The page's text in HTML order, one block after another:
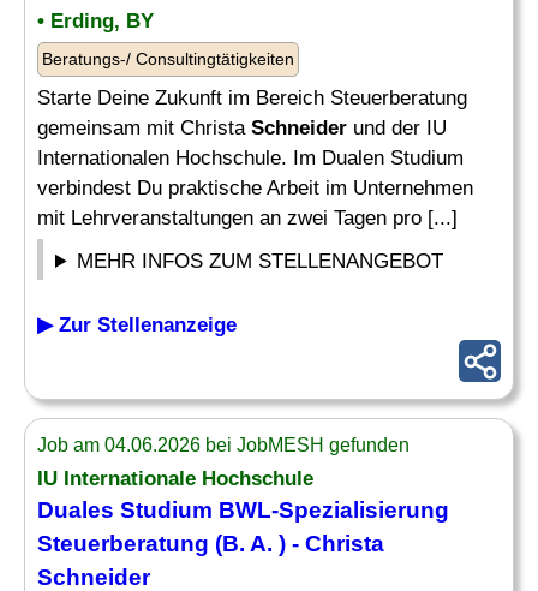
• Erding, BY
Beratungs-/ Consultingtätigkeiten
Starte Deine Zukunft im Bereich Steuerberatung
gemeinsam mit Christa Schneider und der IU
Internationalen Hochschule. Im Dualen Studium
verbindest Du praktische Arbeit im Unternehmen
mit Lehrveranstaltungen an zwei Tagen pro [...]
MEHR INFOS ZUM STELLENANGEBOT
▶ Zur Stellenanzeige
Job am 04.06.2026 bei JobMESH gefunden
IU Internationale Hochschule
Duales Studium BWL-Spezialisierung
Steuerberatung (B. A. ) - Christa
Schneider